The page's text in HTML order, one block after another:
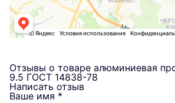
Отзывы о товаре алюминиевая
9.5 ГОСТ 14838-78
Написать отзыв
Ваше имя *